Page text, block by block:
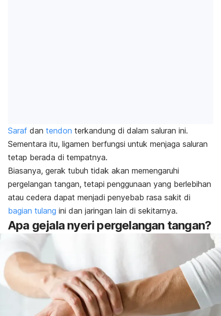
Saraf dan tendon terkandung di dalam saluran ini.
Sementara itu, ligamen berfungsi untuk menjaga saluran
tetap berada di tempatnya.
Biasanya, gerak tubuh tidak akan memengaruhi
pergelangan tangan, tetapi penggunaan yang berlebihan
atau cedera dapat menjadi penyebab rasa sakit di
bagian tulang ini dan jaringan lain di sekitarnya.
Apa gejala nyeri pergelangan tangan?